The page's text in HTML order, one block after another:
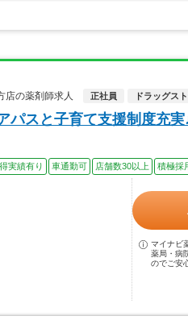
の薬剤師求人
正社員 ドラッグス
パスと子育て支援制度充
実績有り 車通勤可 店舗数30以上 積極採
マイナビ
薬局・病
のでご安